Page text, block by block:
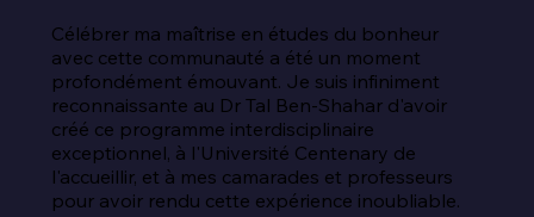
Célébrer ma maîtrise en études du bonheur
avec cette communauté a été un moment
profondément émouvant. Je suis infiniment
reconnaissante au Dr Tal Ben-Shahar d'avoir
créé ce programme interdisciplinaire
exceptionnel, à l'Université Centenary de
l'accueillir, et à mes camarades et professeurs
pour avoir rendu cette expérience inoubliable.